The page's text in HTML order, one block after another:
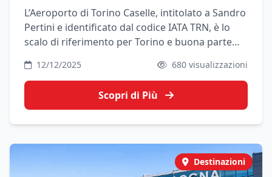
L’Aeroporto di Torino Caselle, intitolato a Sandro
Pertini e identificato dal codice IATA TRN, è lo
scalo di riferimento per Torino e buona parte
16 km dal centro, ed è collegato con treno, bus,
taxi, auto private e transfer.
12/12/2025 680 visualizzazioni
Scopri di Più
Destinazioni